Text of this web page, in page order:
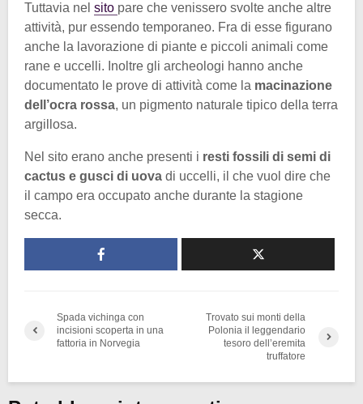
Tuttavia nel sito pare che venissero svolte anche altre
attività, pur essendo temporaneo. Fra di esse figurano
anche la lavorazione di piante e piccoli animali come
rane e uccelli. Inoltre gli archeologi hanno anche
documentato le prove di attività come la macinazione
dell’ocra rossa, un pigmento naturale tipico della terra
argillosa.
Nel sito erano anche presenti i resti fossili di semi di
cactus e gusci di uova di uccelli, il che vuol dire che
il campo era occupato anche durante la stagione
secca.
Spada vichinga con
incisioni scoperta in una
fattoria in Norvegia
Trovato sui monti della
Polonia il leggendario
tesoro dell’eremita
truffatore